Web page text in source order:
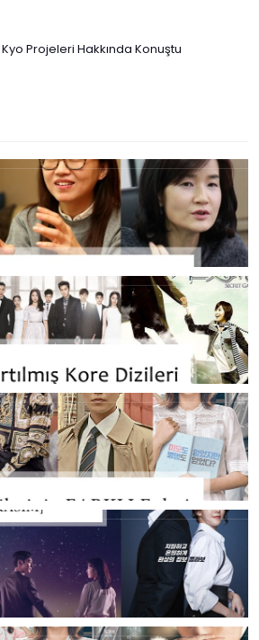
Projeleri Hakkında Konuştu